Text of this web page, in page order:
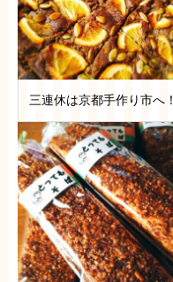
三連休は京都手作り市へ！